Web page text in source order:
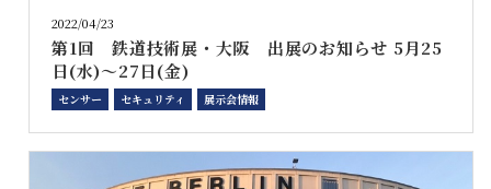
2022/04/23
第1回 鉄道技術展・大阪 出展のお知らせ 5月25
日(水)～27日(金)
センサー セキュリティ 展示会情報